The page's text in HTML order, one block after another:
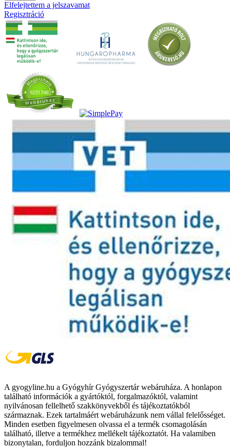
Elfelejtettem a jelszavamat
Regisztráció
A gyogyline.hu a Gyógyhír Gyógyszertár webáruháza. A honlapon
található információk a gyártóktól, forgalmazóktól, valamint
nyilvánosan fellelhető szakkönyvekből és tájékoztatókból
származnak. Ezek tartalmáért webáruházunk nem vállal felelősséget.
Minden esetben figyelmesen olvassa el a termék csomagolásán
található, illetve a termékhez mellékelt tájékoztatót. Ha valamiben
bizonytalan, forduljon hozzánk bizalommal!